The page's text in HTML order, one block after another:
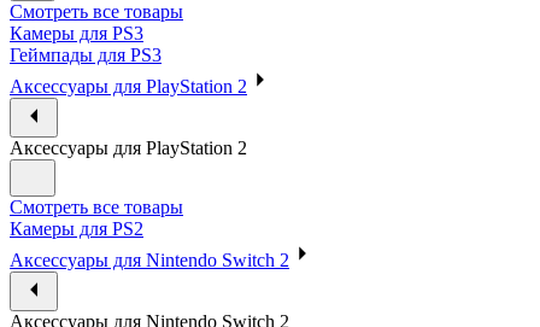
Смотреть все товары
Камеры для PS3
Геймпады для PS3
Аксессуары для PlayStation 2
Аксессуары для PlayStation 2
Смотреть все товары
Камеры для PS2
Аксессуары для Nintendo Switch 2
Аксессуары для Nintendo Switch 2